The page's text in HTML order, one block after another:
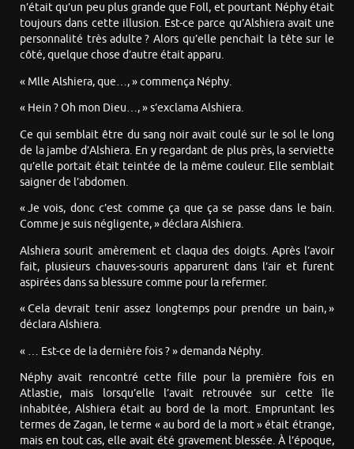
n’était qu’un peu plus grande que Foll, et pourtant Néphy était
toujours dans cette illusion. Est-ce parce qu’Alshiera avait une
personnalité très adulte ? Alors qu’elle penchait la tête sur le
côté, quelque chose d’autre était apparu.
« Mlle Alshiera, que…, » commença Néphy.
« Hein ? Oh mon Dieu…, » s’exclama Alshiera.
Ce qui semblait être du sang noir avait coulé sur le sol le long
de la jambe d’Alshiera. En y regardant de plus près, la serviette
qu’elle portait était teintée de la même couleur. Elle semblait
saigner de l’abdomen.
« Je vois, donc c’est comme ça que ça se passe dans le bain.
Comme je suis négligente, » déclara Alshiera.
Alshiera sourit amèrement et claqua des doigts. Après l’avoir
fait, plusieurs chauves-souris apparurent dans l’air et furent
aspirées dans sa blessure comme pour la refermer.
« Cela devrait tenir assez longtemps pour prendre un bain, »
déclara Alshiera.
« … Est-ce de la dernière fois ? » demanda Néphy.
Néphy avait rencontré cette fille pour la première fois en
Atlastie, mais lorsqu’elle l’avait retrouvée sur cette île
inhabitée, Alshiera était au bord de la mort. Empruntant les
termes de Zagan, le terme « au bord de la mort » était étrange,
mais en tout cas, elle avait été gravement blessée. À l’époque,